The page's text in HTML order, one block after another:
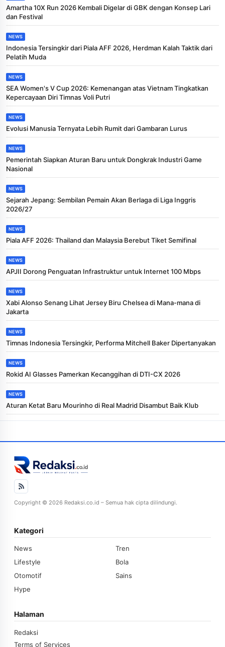
Amartha 10X Run 2026 Kembali Digelar di GBK dengan Konsep Lari
dan Festival
NEWS
Indonesia Tersingkir dari Piala AFF 2026, Herdman Kalah Taktik dari
Pelatih Muda
NEWS
SEA Women's V Cup 2026: Kemenangan atas Vietnam Tingkatkan
Kepercayaan Diri Timnas Voli Putri
NEWS
Evolusi Manusia Ternyata Lebih Rumit dari Gambaran Lurus
NEWS
Pemerintah Siapkan Aturan Baru untuk Dongkrak Industri Game
Nasional
NEWS
Sejarah Jepang: Sembilan Pemain Akan Berlaga di Liga Inggris
2026/27
NEWS
Piala AFF 2026: Thailand dan Malaysia Berebut Tiket Semifinal
NEWS
APJII Dorong Penguatan Infrastruktur untuk Internet 100 Mbps
NEWS
Xabi Alonso Senang Lihat Jersey Biru Chelsea di Mana-mana di
Jakarta
NEWS
Timnas Indonesia Tersingkir, Performa Mitchell Baker Dipertanyakan
NEWS
Rokid AI Glasses Pamerkan Kecanggihan di DTI-CX 2026
NEWS
Aturan Ketat Baru Mourinho di Real Madrid Disambut Baik Klub
Copyright © 2026 Redaksi.co.id – Semua hak cipta dilindungi.
Kategori
News
Tren
Lifestyle
Bola
Otomotif
Sains
Hype
Halaman
Redaksi
Terms of Services